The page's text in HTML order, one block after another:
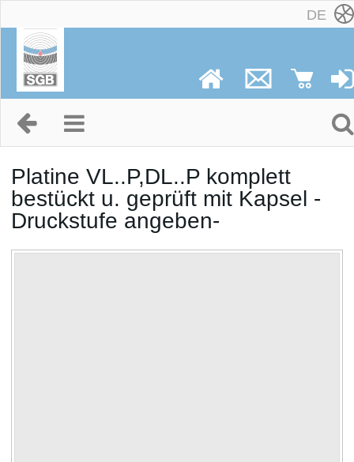
DE
Platine VL..P,DL..P komplett
bestückt u. geprüft mit Kapsel -
Druckstufe angeben-